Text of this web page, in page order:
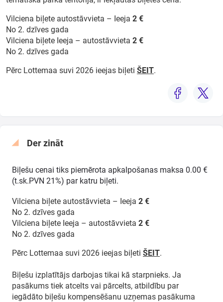
Vilciena biļete autostāvvieta – Ieeja 2 €
No 2. dzīves gada
Vilciena biļete Ieeja – autostāvvieta 2 €
No 2. dzīves gada
Pērc Lottemaa suvi 2026 ieejas biļeti ŠEIT.
Der zināt
Biļešu cenai tiks piemērota apkalpošanas maksa 0.00 €
(t.sk.PVN 21%) par katru biļeti.
Vilciena biļete autostāvvieta – Ieeja 2 €
No 2. dzīves gada
Vilciena biļete Ieeja – autostāvvieta 2 €
No 2. dzīves gada
Pērc Lottemaa suvi 2026 ieejas biļeti ŠEIT.
Biļešu izplatītājs darbojas tikai kā starpnieks. Ja
pasākums tiek atcelts vai pārcelts, atbildību par
iegādāto biļešu kompensēšanu uzņemas pasākuma